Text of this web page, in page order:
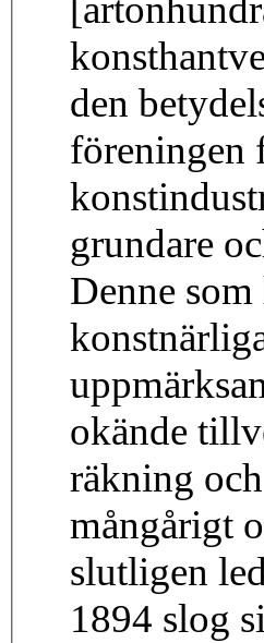
den
föreningen
grundare
Denne
okände
räkning
mångårigt
slutligen
1894 slog